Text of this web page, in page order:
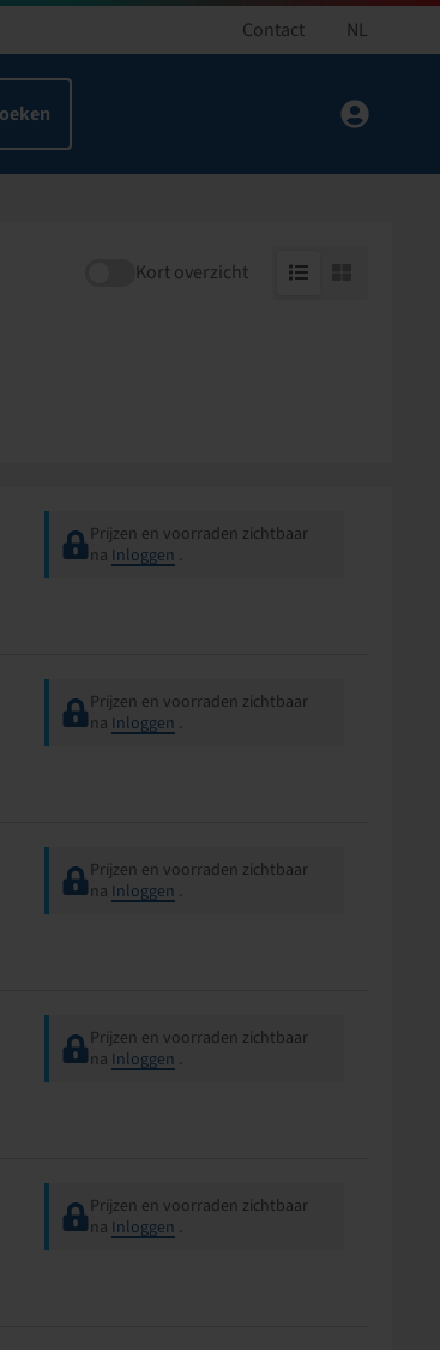
Contact NL
Kort overzicht
Prijzen en voorraden zichtbaar
na Inloggen .
Prijzen en voorraden zichtbaar
na Inloggen .
Prijzen en voorraden zichtbaar
na Inloggen .
Prijzen en voorraden zichtbaar
na Inloggen .
Prijzen en voorraden zichtbaar
na Inloggen .